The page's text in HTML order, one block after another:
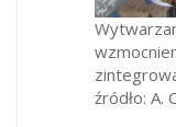
źródło: A.